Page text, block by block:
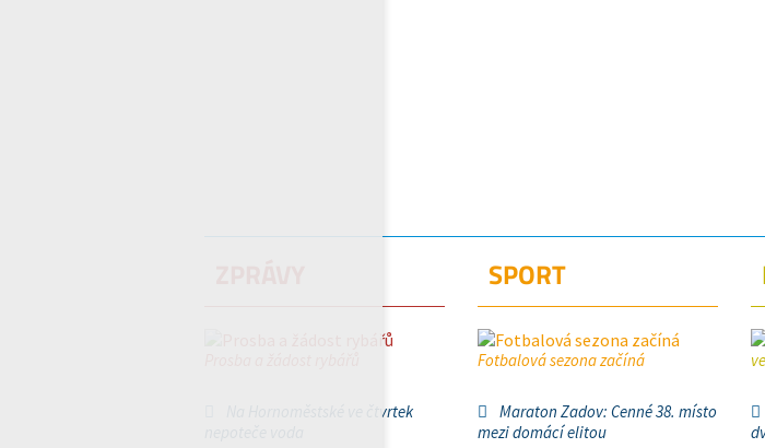
Na Hornoměstské ve čtvrtek
SPORT
Fotbalová sezona začíná
Maraton Zadov: Cenné 38. místo
mezi domácí elitou